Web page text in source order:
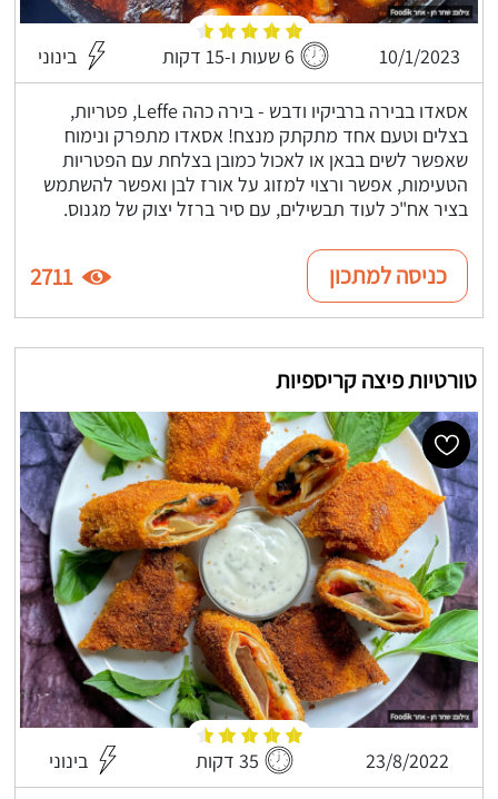
10/1/2023 6 שעות ו-15 דקות בינוני
אסאדו בבירה ברביקיו ודבש - בירה כהה Leffe, פטריות,
בצלים וטעם אחד מתקתק מנצח! אסאדו מתפרק ונימוח
שאפשר לשים בבאן או לאכול כמובן בצלחת עם הפטריות
הטעימות, אפשר ורצוי למזוג על אורז לבן ואפשר להשתמש
בציר אח"כ לעוד תבשילים, עם סיר ברזל יצוק של מגנוס.
כניסה למתכון 2711
טורטיות פיצה קריספיות
23/8/2022 35 דקות בינוני